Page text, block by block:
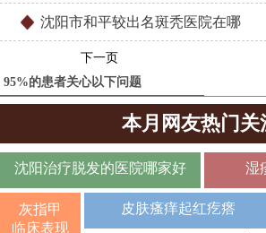
沈阳市和平较出名斑秃医院在哪
下一页
95%的患者关心以下问题
本月网友热门关
沈阳治疗脱发的医院哪家好 湿
灰指甲
临床表现
皮肤瘙痒起红疙瘩